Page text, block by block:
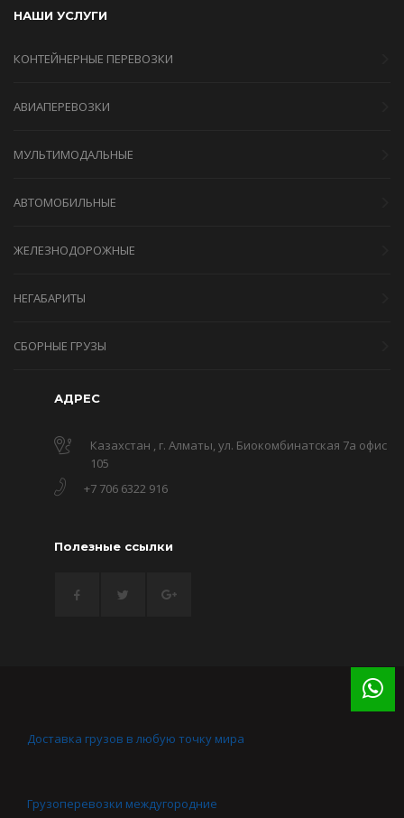
НАШИ УСЛУГИ
КОНТЕЙНЕРНЫЕ ПЕРЕВОЗКИ
АВИАПЕРЕВОЗКИ
МУЛЬТИМОДАЛЬНЫЕ
АВТОМОБИЛЬНЫЕ
ЖЕЛЕЗНОДОРОЖНЫЕ
НЕГАБАРИТЫ
СБОРНЫЕ ГРУЗЫ
АДРЕС
Казахстан , г. Алматы, ул. Биокомбинатская 7а офис
105
+7 706 6322 916
Полезные ссылки
Доставка грузов в любую точку мира
Грузоперевозки междугородние